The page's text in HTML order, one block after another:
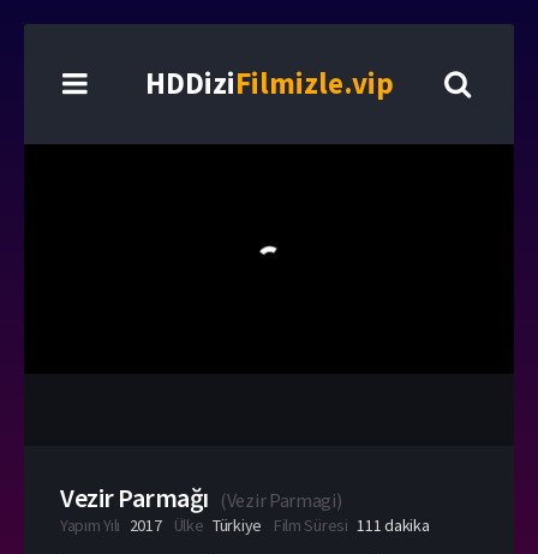
HDDiziFilmizle.vip
Vezir Parmağı (Vezir Parmagi)
Yapım Yılı 2017 Ülke Türkiye Film Süresi 111 dakika